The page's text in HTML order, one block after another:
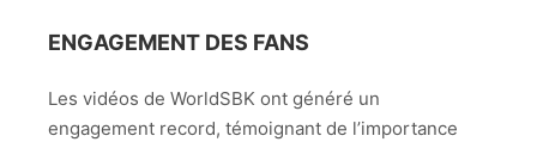
ENGAGEMENT DES FANS
Les vidéos de WorldSBK ont généré un
engagement record, témoignant de l’importance